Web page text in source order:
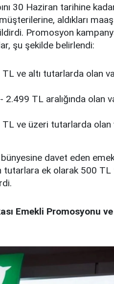
30 Haziran tarihine
aldıkları
Promosyon
şu şekilde belirlendi:
TL ve altı tutarlarda olan
2.499 TL aralığında olan
TL ve üzeri tutarlarda
bünyesine davet eden
tutarlara ek olarak 500 TL
Emekli Promosyonu ve